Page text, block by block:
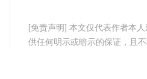
[免责声明] 本文仅代表作者本
供任何明示或暗示的保证，且